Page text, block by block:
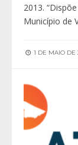
2013.
Município de
1 DE MAIO DE